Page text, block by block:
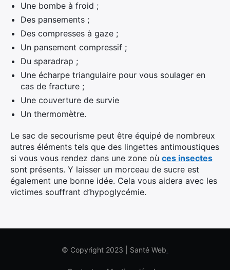
Une bombe à froid ;
Des pansements ;
Des compresses à gaze ;
Un pansement compressif ;
Du sparadrap ;
Une écharpe triangulaire pour vous soulager en
cas de fracture ;
Une couverture de survie
Un thermomètre.
Le sac de secourisme peut être équipé de nombreux
autres éléments tels que des lingettes antimoustiques
si vous vous rendez dans une zone où ces insectes
sont présents. Y laisser un morceau de sucre est
également une bonne idée. Cela vous aidera avec les
victimes souffrant d’hypoglycémie.
© Copyright 2023 | Santé Web